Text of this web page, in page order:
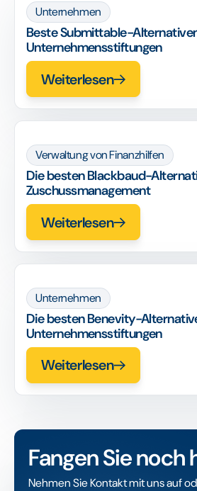
Unternehmen
Beste Submittable-
Unternehmensstiftungen
Weiterlesen
Verwaltung von Finanzhilfen
Die besten Blackbaud-
Zuschussmanagement
Weiterlesen
Unternehmen
Die besten Benevity-
Unternehmensstiftungen
Weiterlesen
Fangen Sie noch
Nehmen Sie Kontakt mit uns auf